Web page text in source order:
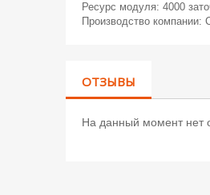
Ресурс модуля: 4000
Производство
ОТЗЫВЫ
На данный момент нет